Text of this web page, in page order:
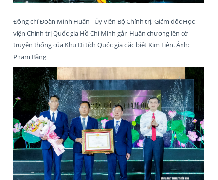
Đồng chí Đoàn Minh Huấn - Ủy viên Bộ Chính trị, Giám đốc Học
viện Chính trị Quốc gia Hồ Chí Minh gắn Huân chương lên cờ
truyền thống của Khu Di tích Quốc gia đặc biệt Kim Liên. Ảnh:
Phạm Bằng